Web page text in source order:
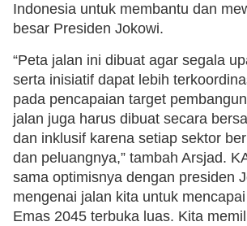
Indonesia untuk membantu dan
besar Presiden Jokowi.
“Peta jalan ini dibuat agar segala
serta inisiatif dapat lebih
pada pencapaian target
jalan juga harus dibuat secara
dan inklusif karena setiap sektor
dan peluangnya,” tambah Arsjad.
sama optimisnya dengan presiden
mengenai jalan kita untuk
Emas 2045 terbuka luas. Kita